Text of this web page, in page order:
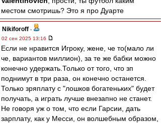
местом смотришь? Это я про Дуарте
Nikiforoff -
02 сен 2025 13:16
Если не нравится Игроку, жене, че то(мало ли
че, вариантов миллион), за те же бабки можно
конечно удержать.Только от того, что зп
поднимут в три раза, он конечно останется.
Только зряплату с "лошков богатеньких" будет
получать, а играть лучше внезапно не станет.
Не говоря уж о том, что если Гарсии, дать
зарплату, как у Месси, он волшебным образом,